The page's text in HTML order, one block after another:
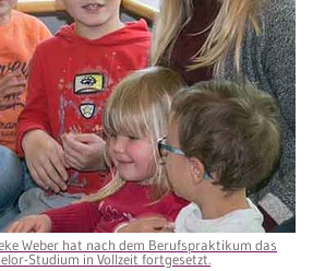
Weber hat nach dem Berufspraktikum das
Studium in Vollzeit fortgesetzt.